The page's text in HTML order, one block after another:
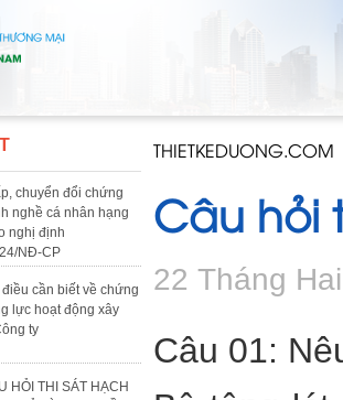
chuyển đổi chứng
nghề cá nhân hạng
nghị định
NĐ-CP
cần biết về chứng
lực hoạt động xây
ty
HỎI THI SÁT HẠCH
THIETKEDUONG.COM
Câu hỏi
22 Tháng
Câu 01: